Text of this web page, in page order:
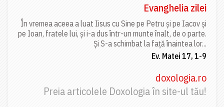
Evanghelia zilei
În vremea aceea a luat Iisus cu Sine pe Petru și pe Iacov și
pe Ioan, fratele lui, și i-a dus într-un munte înalt, de o parte.
Și S-a schimbat la față înaintea lor...
Ev. Matei 17, 1-9
doxologia.ro
Preia articolele Doxologia în site-ul tău!